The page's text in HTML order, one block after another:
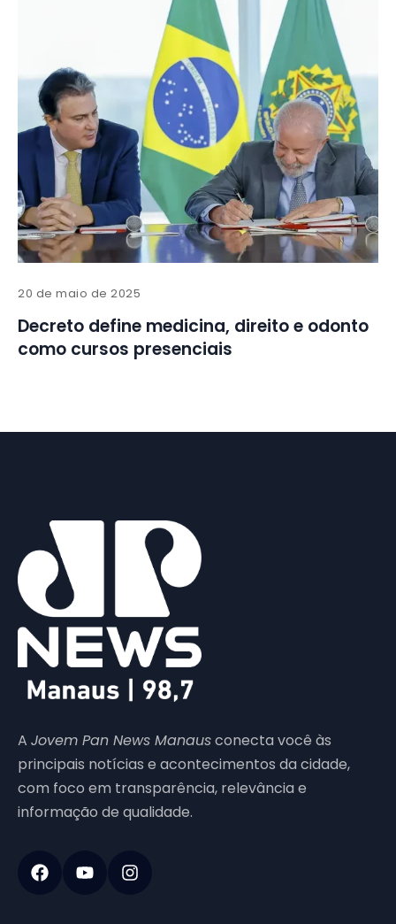
20 de maio de 2025
Decreto define medicina, direito e odonto
como cursos presenciais
A Jovem Pan News Manausconecta você às
principais notícias e acontecimentos da cidade,
com foco em transparência, relevância e
informação de qualidade.